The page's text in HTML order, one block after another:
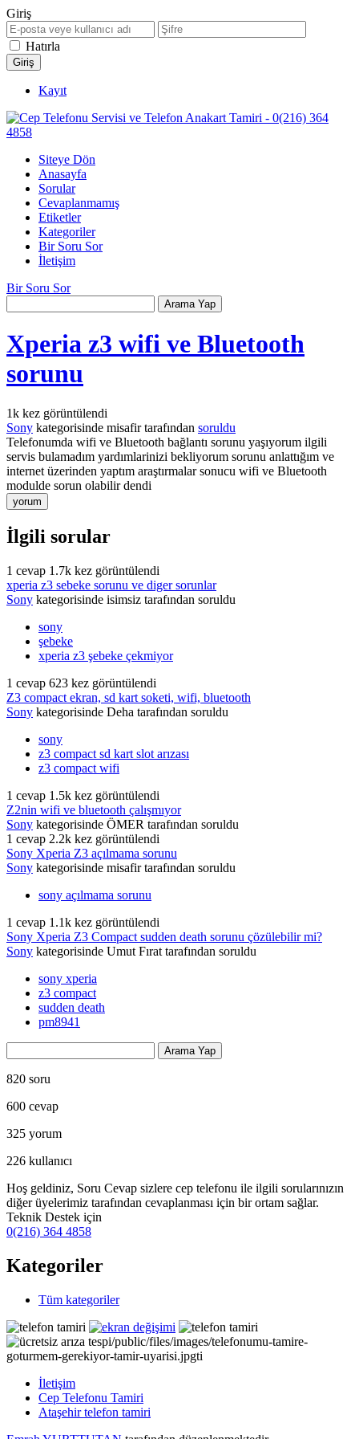
Giriş
Hatırla
Kayıt
Siteye Dön
Anasayfa
Sorular
Cevaplanmamış
Etiketler
Kategoriler
Bir Soru Sor
İletişim
Bir Soru Sor
Xperia z3 wifi ve Bluetooth
sorunu
1k kez görüntülendi
Sony kategorisinde misafir tarafından soruldu
Telefonumda wifi ve Bluetooth bağlantı sorunu yaşıyorum ilgili
servis bulamadım yardımlarinizi bekliyorum sorunu anlattığım ve
internet üzerinden yaptım araştırmalar sonucu wifi ve Bluetooth
modulde sorun olabilir dendi
İlgili sorular
1 cevap 1.7k kez görüntülendi
xperia z3 sebeke sorunu ve diger sorunlar
Sony kategorisinde isimsiz tarafından soruldu
sony
şebeke
xperia z3 şebeke çekmiyor
1 cevap 623 kez görüntülendi
Z3 compact ekran, sd kart soketi, wifi, bluetooth
Sony kategorisinde Deha tarafından soruldu
sony
z3 compact sd kart slot arızası
z3 compact wifi
1 cevap 1.5k kez görüntülendi
Z2nin wifi ve bluetooth çalışmıyor
Sony kategorisinde ÖMER tarafından soruldu
1 cevap 2.2k kez görüntülendi
Sony Xperia Z3 açılmama sorunu
Sony kategorisinde misafir tarafından soruldu
sony açılmama sorunu
1 cevap 1.1k kez görüntülendi
Sony Xperia Z3 Compact sudden death sorunu çözülebilir mi?
Sony kategorisinde Umut Fırat tarafından soruldu
sony xperia
z3 compact
sudden death
pm8941
820 soru
600 cevap
325 yorum
226 kullanıcı
Hoş geldiniz, Soru Cevap sizlere cep telefonu ile ilgili sorularınızın
diğer üyelerimiz tarafından cevaplanması için bir ortam sağlar.
Teknik Destek için
0(216) 364 4858
Kategoriler
Tüm kategoriler
İletişim
Cep Telefonu Tamiri
Ataşehir telefon tamiri